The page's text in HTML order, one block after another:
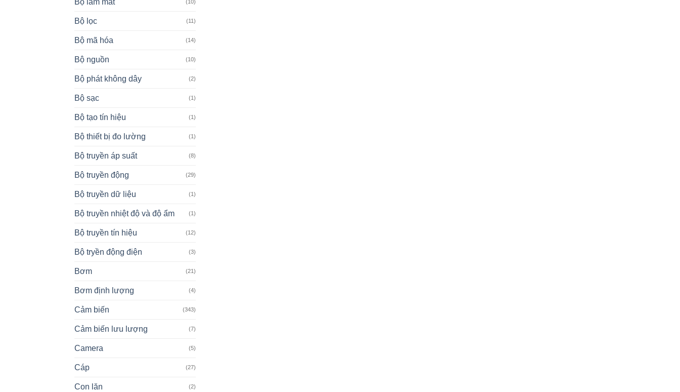
Bộ làm mát (10)
Bộ lọc (11)
Bộ mã hóa (14)
Bộ nguồn (10)
Bộ phát không dây (2)
Bộ sạc (1)
Bộ tạo tín hiệu (1)
Bộ thiết bị đo lường (1)
Bộ truyền áp suất (8)
Bộ truyền động (29)
Bộ truyền dữ liệu (1)
Bộ truyền nhiệt độ và độ ẩm (1)
Bộ truyền tín hiệu (12)
Bộ tryền động điện (3)
Bơm (21)
Bơm định lượng (4)
Cảm biến (343)
Cảm biến lưu lượng (7)
Camera (5)
Cáp (27)
Con lăn (2)